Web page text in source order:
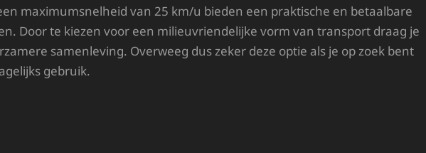
maximumsnelheid van 25 km/u bieden een praktische en betaalbare
Door te kiezen voor een milieuvriendelijke vorm van transport draag je
samenleving. Overweeg dus zeker deze optie als je op zoek bent
gebruik.